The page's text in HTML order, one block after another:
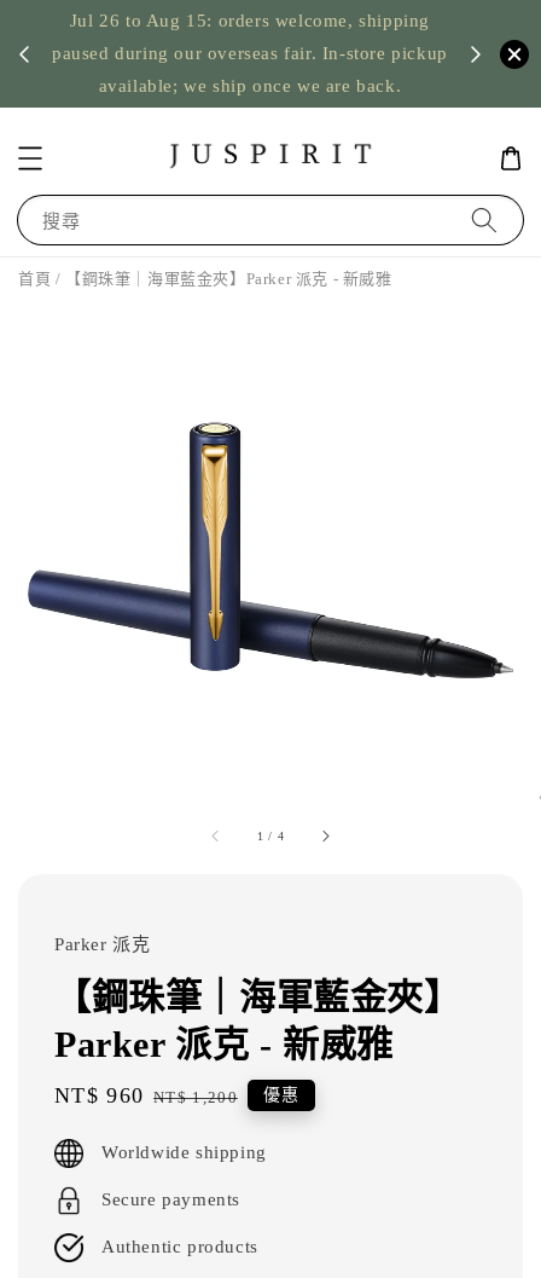
Jul 26 to Aug 15: orders welcome, shipping
paused during our overseas fair. In-store pickup
available; we ship once we are back.
US
搜尋
首頁 / 【鋼珠筆｜海軍藍金夾】Parker 派克 - 新威雅
1 / 4
Parker 派克
【鋼珠筆｜海軍藍金夾】
Parker 派克 - 新威雅
Sale
NT$ 960 Regular
NT$ 1,200 優惠
Worldwide shipping
Secure payments
Authentic products